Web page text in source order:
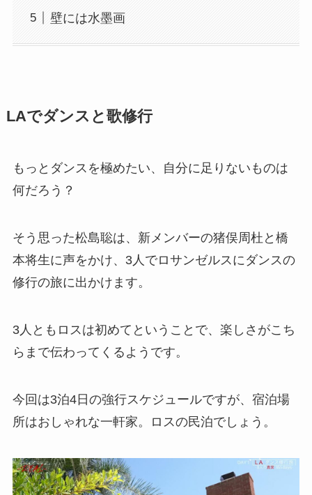
壁には水墨画
LAでダンスと歌修行
もっとダンスを極めたい、自分に足りないものは
何だろう？
そう思った松島聡は、新メンバーの猪俣周杜と橋
本将生に声をかけ、3人でロサンゼルスにダンスの
修行の旅に出かけます。
3人ともロスは初めてということで、楽しさがこち
らまで伝わってくるようです。
今回は3泊4日の強行スケジュールですが、宿泊場
所はおしゃれな一軒家。ロスの民泊でしょう。